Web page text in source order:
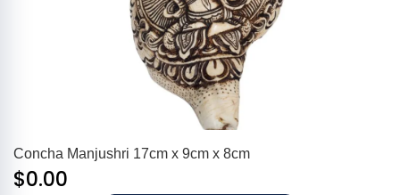
Concha Manjushri 17cm x 9cm x 8cm
$0.00